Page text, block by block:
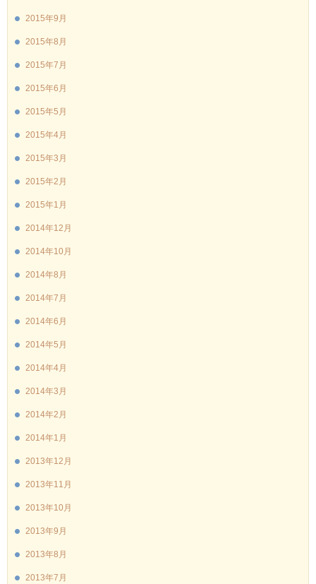
2015年9月
2015年8月
2015年7月
2015年6月
2015年5月
2015年4月
2015年3月
2015年2月
2015年1月
2014年12月
2014年10月
2014年8月
2014年7月
2014年6月
2014年5月
2014年4月
2014年3月
2014年2月
2014年1月
2013年12月
2013年11月
2013年10月
2013年9月
2013年8月
2013年7月